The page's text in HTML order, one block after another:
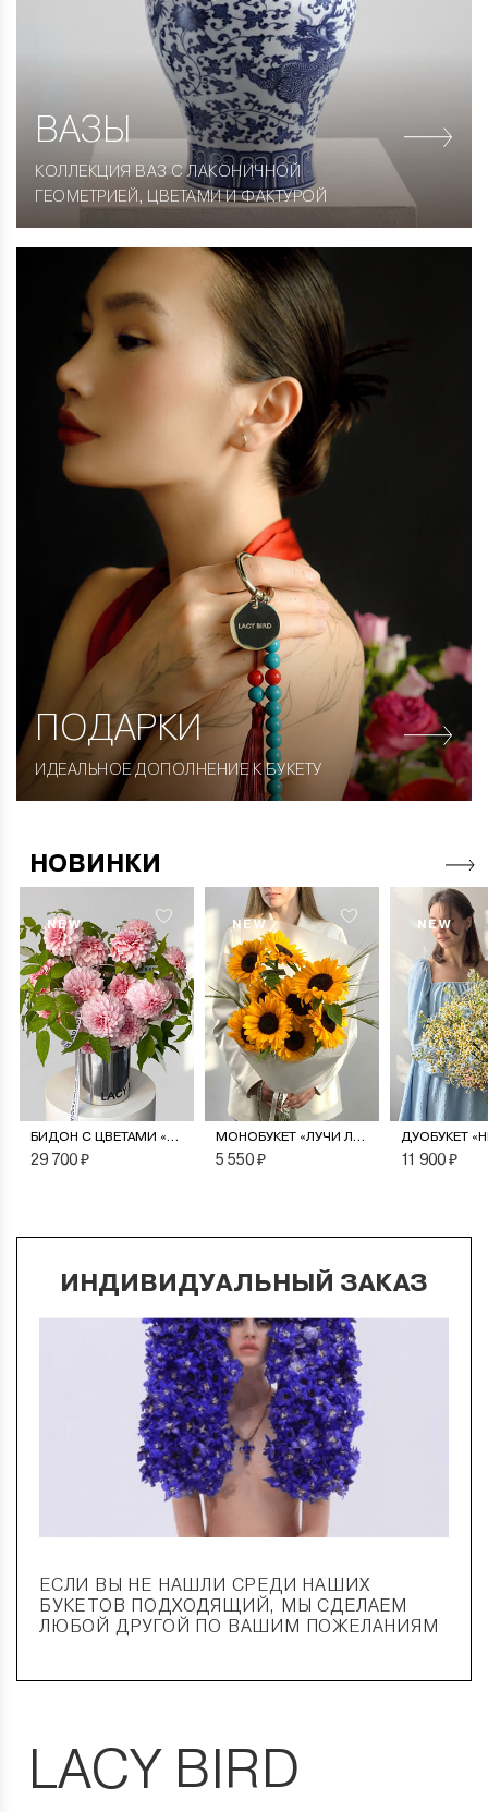
ВАЗЫ
КОЛЛЕКЦИЯ ВАЗ С ЛАКОНИЧНОЙ
ГЕОМЕТРИЕЙ, ЦВЕТАМИ И ФАКТУРОЙ
ПОДАРКИ
ИДЕАЛЬНОЕ ДОПОЛНЕНИЕ К БУКЕТУ
НОВИНКИ
NEW
БИДОН С ЦВЕТАМИ «ПУДРОВЫЙ САД»
29 700 ₽
NEW
МОНОБУКЕТ «ЛУЧИ ЛЕТА»
5 550 ₽
NEW
11 900 ₽
ИНДИВИДУАЛЬНЫЙ ЗАКАЗ
ЕСЛИ ВЫ НЕ НАШЛИ СРЕДИ НАШИХ
БУКЕТОВ ПОДХОДЯЩИЙ, МЫ СДЕЛАЕМ
ЛЮБОЙ ДРУГОЙ ПО ВАШИМ ПОЖЕЛАНИЯМ
LACY BIRD